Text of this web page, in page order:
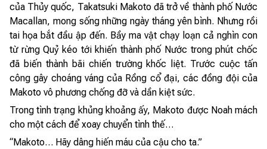
của Thủy quốc, Takatsuki Makoto đã trở về thành phố Nước
Macallan, mong sống những ngày tháng yên bình. Nhưng rồi
tai họa bắt đầu ập đến. Bầy ma vật chạy loạn cả nghìn con
từ rừng Quỷ kéo tới khiến thành phố Nước trong phút chốc
đã biến thành bãi chiến trường khốc liệt. Trước cuộc tấn
công gây choáng váng của Rồng cổ đại, các đồng đội của
Makoto vô phương chống đỡ và dần kiệt sức.
Trong tình trạng khủng khoảng ấy, Makoto được Noah mách
cho một cách để xoay chuyển tình thế…
“Makoto… Hãy dâng hiến máu của cậu cho ta.”